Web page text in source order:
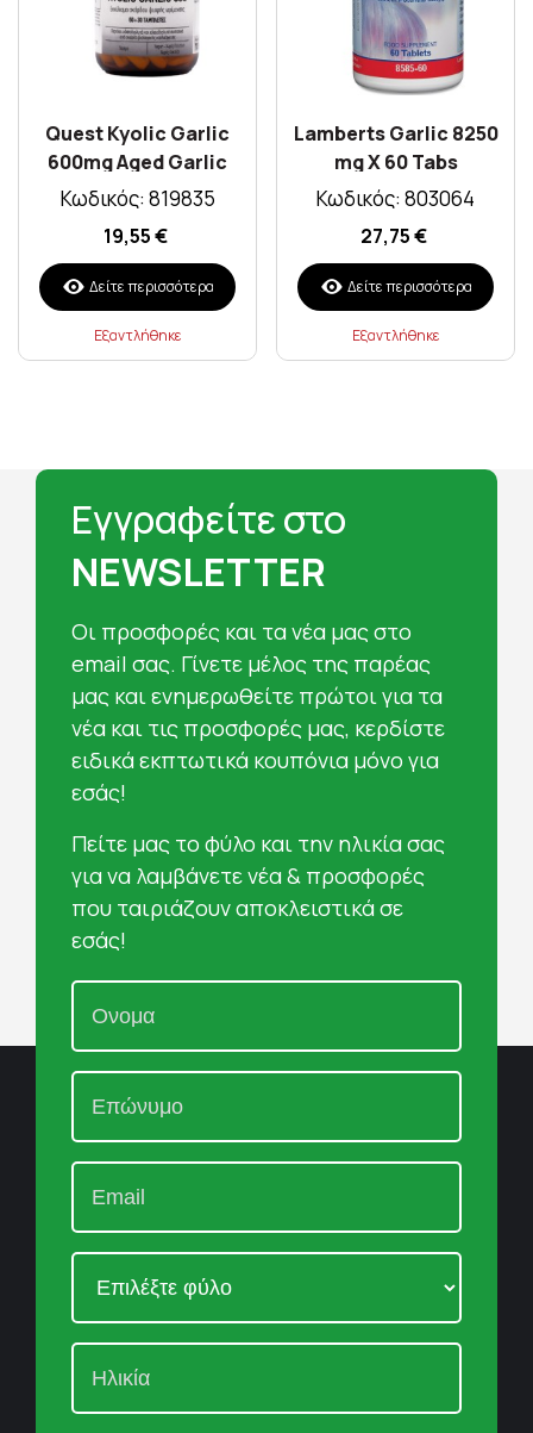
Quest Kyolic Garlic
600mg Aged Garlic
Extract X 60 Tabs +
Κωδικός: 819835
19,55 €
Δείτε περισσότερα
Εξαντλήθηκε
Lamberts Garlic 8250
mg X 60 Tabs
Κωδικός: 803064
27,75 €
Δείτε περισσότερα
Εξαντλήθηκε
Εγγραφείτε στο
NEWSLETTER
Oι προσφορές και τα νέα μας στο
email σας. Γίνετε μέλος της παρέας
μας και ενημερωθείτε πρώτοι για τα
νέα και τις προσφορές μας, κερδίστε
ειδικά εκπτωτικά κουπόνια μόνο για
εσάς!
Πείτε μας το φύλο και την ηλικία σας
για να λαμβάνετε νέα & προσφορές
που ταιριάζουν αποκλειστικά σε
εσάς!